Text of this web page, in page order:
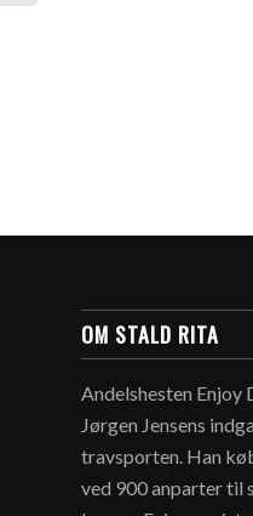
OM STALD RITA
Andelshesten Enjoy
Jørgen Jensens
travsporten. Han
ved 900 anparter til